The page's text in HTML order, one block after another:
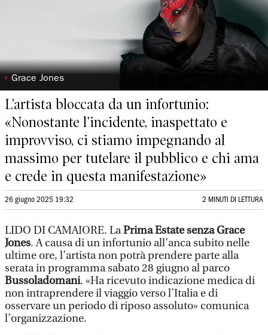
◗ Grace Jones
L’artista bloccata da un infortunio:
«Nonostante l’incidente, inaspettato e
improvviso, ci stiamo impegnando al
massimo per tutelare il pubblico e chi ama
e crede in questa manifestazione»
26 giugno 2025 19:32 2 MINUTI DI LETTURA
LIDO DI CAMAIORE. LaPrima Estate senza Grace
Jones. A causa di un infortunio all’anca subito nelle
ultime ore, l’artista non potrà prendere parte alla
serata in programma sabato 28 giugno al parco
Bussoladomani. «Ha ricevuto indicazione medica di
non intraprendere il viaggio verso l’Italia e di
osservare un periodo di riposo assoluto» comunica
l’organizzazione.